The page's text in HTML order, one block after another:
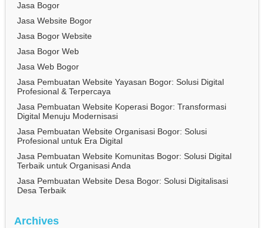
Jasa Bogor
Jasa Website Bogor
Jasa Bogor Website
Jasa Bogor Web
Jasa Web Bogor
Jasa Pembuatan Website Yayasan Bogor: Solusi Digital
Profesional & Terpercaya
Jasa Pembuatan Website Koperasi Bogor: Transformasi
Digital Menuju Modernisasi
Jasa Pembuatan Website Organisasi Bogor: Solusi
Profesional untuk Era Digital
Jasa Pembuatan Website Komunitas Bogor: Solusi Digital
Terbaik untuk Organisasi Anda
Jasa Pembuatan Website Desa Bogor: Solusi Digitalisasi
Desa Terbaik
Archives